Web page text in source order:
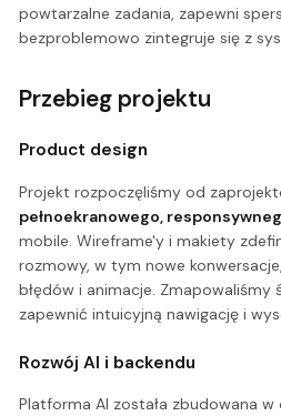
powtarzalne zadania, zapewni
bezproblemowo zintegruje się z
Przebieg projektu
Product design
Projekt rozpoczęliśmy od
pełnoekranowego,
mobile. Wireframe'y i makiety
rozmowy, w tym nowe
błędów i animacje. Zmapowaliśmy
zapewnić intuicyjną nawigację i
Rozwój AI i backendu
Platforma AI została zbudowana w